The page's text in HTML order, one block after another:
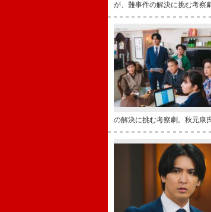
が、難事件の解決に挑む考察
の解決に挑む考察劇。秋元康